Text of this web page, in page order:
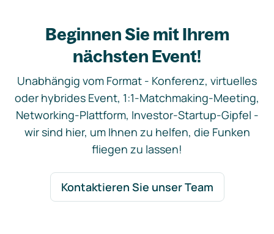
Beginnen Sie mit Ihrem
nächsten Event!
Unabhängig vom Format - Konferenz, virtuelles
oder hybrides Event, 1:1-Matchmaking-Meeting,
Networking-Plattform, Investor-Startup-Gipfel -
wir sind hier, um Ihnen zu helfen, die Funken
fliegen zu lassen!
Kontaktieren Sie unser Team